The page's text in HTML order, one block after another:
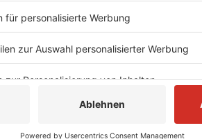
Wir
den
Wir
einzubetten.
Ihren
die Details